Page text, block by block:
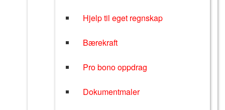
Hjelp til eget regnskap
Bærekraft
Pro bono oppdrag
Dokumentmaler